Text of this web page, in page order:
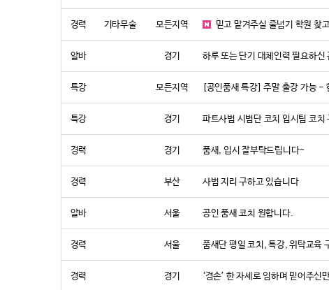
경력 기타무술 모든지역 믿고 맡겨주실 줄넘기 학원 찾
알바 경기 하루 또는 단기 대체인력 필요하
특강 모든지역 [공인품새 특강] 주말 출강 가능 -
특강 경기 파트사범 시범단 코치 입시팀 코
경력 경기 품새, 입시 잘부탁드립니다~
경력 부산 사범 지리 구하고 있습니다
알바 서울 공인 품새 코치 원합니다.
경력 서울 품새단 평일 코치, 특강, 위탁교육
경력 경기 ‘겸손’ 한 자세로 임하며 믿어주